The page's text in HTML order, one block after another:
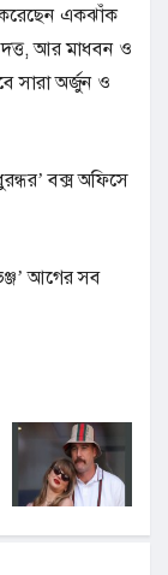
করেছেন একঝাঁক
দত্ত, আর মাধবন ও
সারা অর্জুন ও
বক্স অফিসে
আগের সব